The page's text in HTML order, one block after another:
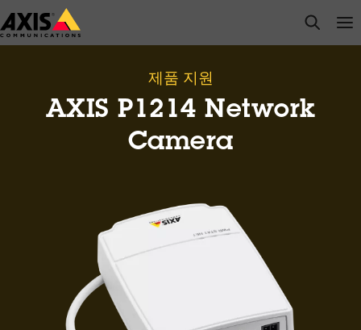
주
요
open
제품 지원
AXIS P1214 Network
Camera